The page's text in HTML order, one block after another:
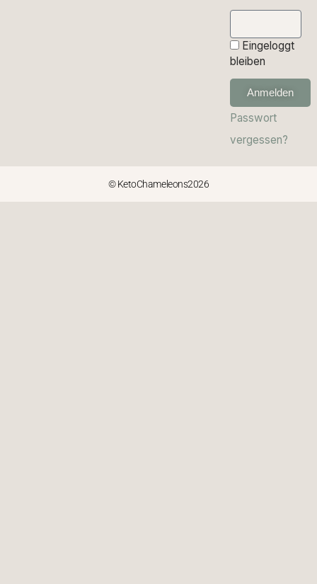
Eingeloggt
bleiben
Anmelden
Passwort
vergessen?
© KetoChameleons2026